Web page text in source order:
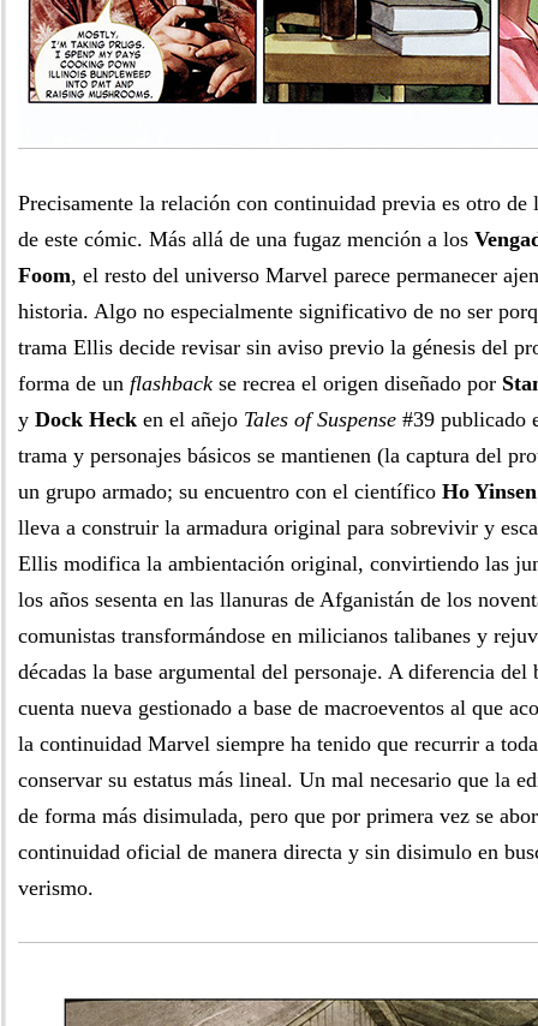
Precisamente la relación con continuidad previa es otro de
de este cómic. Más allá de una fugaz mención a los
Foom, el resto del universo Marvel parece permanecer
historia. Algo no especialmente significativo de no ser
trama Ellis decide revisar sin aviso previo la génesis del
forma de un flashback se recrea el origen diseñado por
y Dock Heck en el añejo Tales of Suspense #39 publicado
trama y personajes básicos se mantienen (la captura del
un grupo armado; su encuentro con el científico Ho Yinsen
lleva a construir la armadura original para sobrevivir y
Ellis modifica la ambientación original, convirtiendo las
los años sesenta en las llanuras de Afganistán de los
comunistas transformándose en milicianos talibanes y
décadas la base argumental del personaje. A diferencia del
cuenta nueva gestionado a base de macroeventos al que
la continuidad Marvel siempre ha tenido que recurrir a
conservar su estatus más lineal. Un mal necesario que la
de forma más disimulada, pero que por primera vez se
continuidad oficial de manera directa y sin disimulo en
verismo.